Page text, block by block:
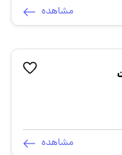
مشاهده
مشاهده